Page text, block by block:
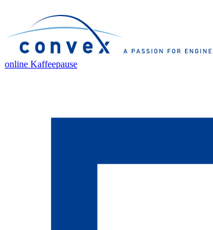
online Kaffeepause